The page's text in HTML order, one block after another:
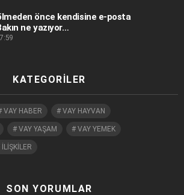
önce kendisine e-posta
ne yazıyor…
KATEGORILER
VAY HABER VAY HAYVAN
VAY YAŞAM VAY YEMEK
SON YORUMLAR